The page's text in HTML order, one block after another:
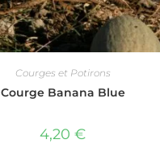
Courges et Potirons
Courge Banana Blue
4,20€